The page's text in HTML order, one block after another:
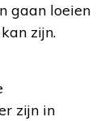
gaan loeien
zijn.
zijn in